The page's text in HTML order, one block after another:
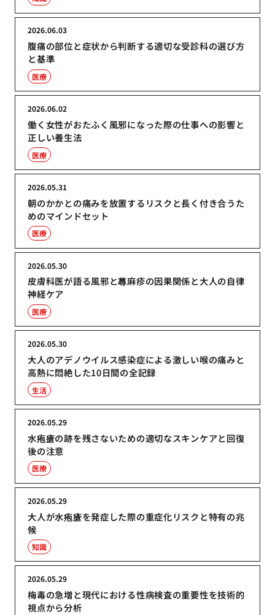
腹痛の部位と症状から判断する適切な受診科の選び方
と基準
2026.06.03
医療
働く女性がおたふく風邪になった際の仕事への影響と
正しい養生法
2026.06.02
医療
朝のかかとの痛みを放置するリスクと長く付き合うた
めのマインドセット
2026.05.31
医療
皮膚科医が語る風邪と蕁麻疹の因果関係と大人の自律
神経ケア
2026.05.30
医療
大人のアデノウイルス感染症による激しい喉の痛みと
高熱に悶絶した10日間の全記録
2026.05.30
生活
水疱瘡の跡を残さないための適切なスキンケアと回復
後の注意
2026.05.29
医療
大人が水疱瘡を発症した際の重症化リスクと特有の兆
候
2026.05.29
知識
梅毒の急増と現代における性病検査の重要性を技術的
視点から分析
2026.05.29